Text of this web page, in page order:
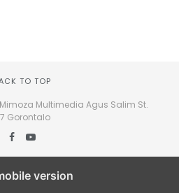
TO TOP
Multimedia Agus Salim St.
Gorontalo
version